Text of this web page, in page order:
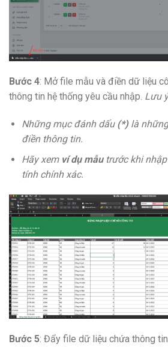
Bước 4: Mở file mẫu và điền dữ liệu
thông tin hệ thống yêu cầu nhập. Lưu
Những mục đánh dấu (*)là
điền thông tin.
Hãy xem ví dụ mẫutrước khi
tính chính xác.
Bước 5: Đẩy file dữ liệu chứa thông